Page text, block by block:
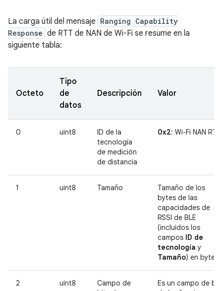
La carga útil del mensaje Ranging Capability
Response de RTT de NAN de Wi-Fi se resume en la
siguiente tabla:
Octeto
Tipo
de
datos
Descripción Valor
0 uint8
ID de la
tecnología
de medición
de distancia
0x2: Wi-Fi NAN RTT
1 uint8 Tamaño
Tamaño de los
bytes de las
capacidades de
RSSI de BLE
(incluidos los
campos ID de
tecnología y
Tamaño) en bytes.
2 uint8
Campo de
Es un campo de